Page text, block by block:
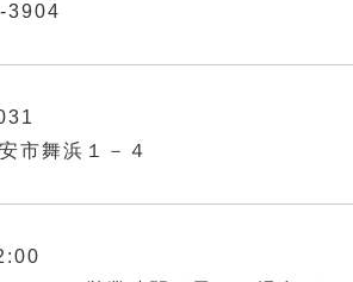
3904
市舞浜１－４